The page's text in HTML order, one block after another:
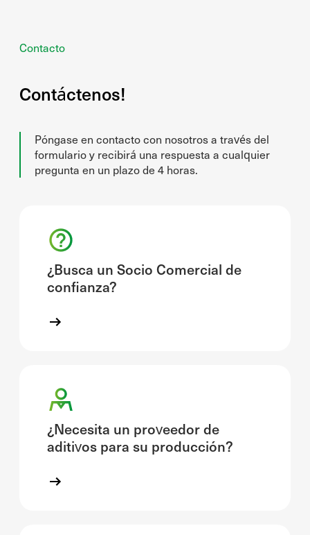
Contacto
Contáctenos!
Póngase en contacto con nosotros a través del
formulario y recibirá una respuesta a cualquier
pregunta en un plazo de 4 horas.
¿Busca un Socio Comercial de
confianza?
¿Necesita un proveedor de
aditivos para su producción?